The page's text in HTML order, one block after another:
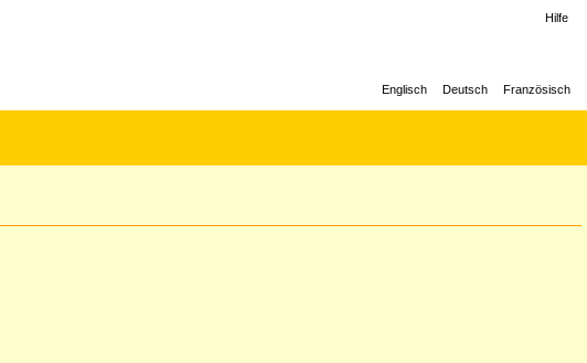
Hilfe
Englisch Deutsch Französisch